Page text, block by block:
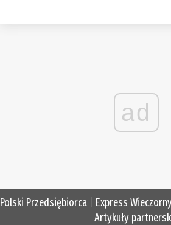
ad
Polski Przedsiębiorca Express
Artykuły